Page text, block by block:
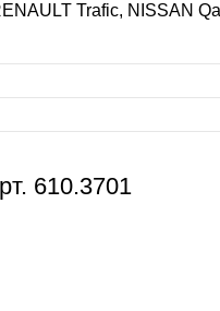
Trafic, NISSAN
610.3701